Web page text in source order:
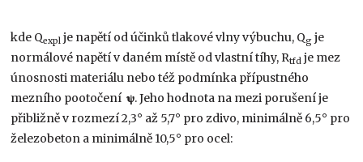
kde Qexpl je napětí od účinků tlakové vlny výbuchu, Qg je
normálové napětí v daném místě od vlastní tíhy, Rtfd je mez
únosnosti materiálu nebo též podmínka přípustného
mezního pootočení𝛙. Jeho hodnota na mezi porušení je
přibližně v rozmezí 2,3° až 5,7° pro zdivo, minimálně 6,5° pro
železobeton a minimálně 10,5° pro ocel: